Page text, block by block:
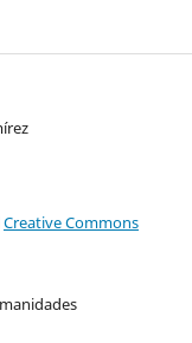
Creative Commons